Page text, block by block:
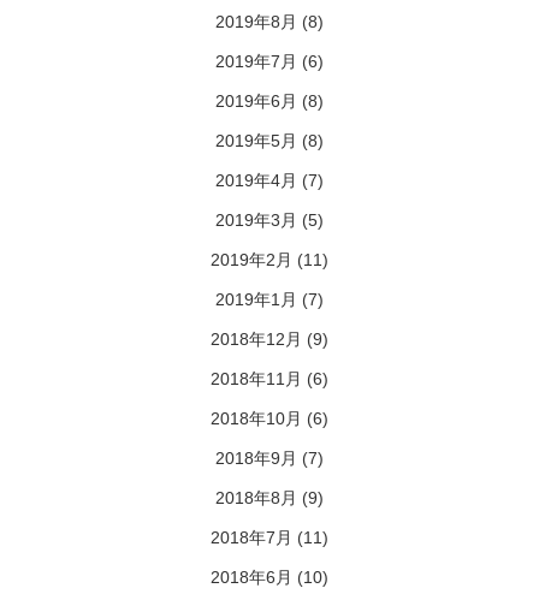
2019年8月 (8)
2019年7月 (6)
2019年6月 (8)
2019年5月 (8)
2019年4月 (7)
2019年3月 (5)
2019年2月 (11)
2019年1月 (7)
2018年12月 (9)
2018年11月 (6)
2018年10月 (6)
2018年9月 (7)
2018年8月 (9)
2018年7月 (11)
2018年6月 (10)